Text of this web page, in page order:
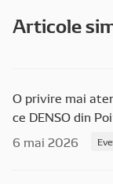
Articole
O privire mai
ce DENSO din
6 mai 2026